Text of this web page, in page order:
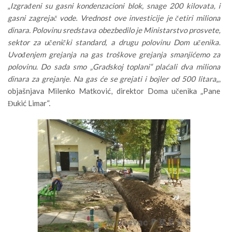
„Izgrađeni su gasni kondenzacioni blok, snage 200 kilovata, i
gasni zagrejač vode. Vrednost ove investicije je četiri miliona
dinara. Polovinu sredstava obezbedilo je Ministarstvo prosvete,
sektor za učenički standard, a drugu polovinu Dom učenika.
Uvođenjem grejanja na gas troškove grejanja smanjićemo za
polovinu. Do sada smo „Gradskoj toplani“ plaćali dva miliona
dinara za grejanje. Na gas će se grejati i bojler od 500 litara„,
objašnjava Milenko Matković, direktor Doma učenika „Pane
Đukić Limar“.